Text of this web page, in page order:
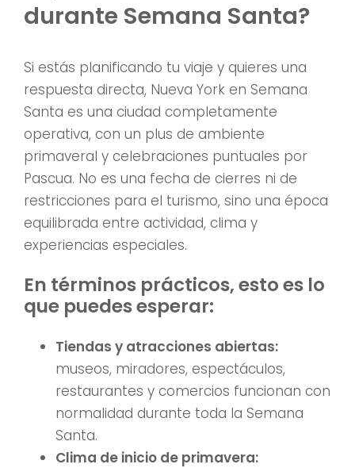
durante Semana Santa?
Si estás planificando tu viaje y quieres una
respuesta directa, Nueva York en Semana
Santa es una ciudad completamente
operativa, con un plus de ambiente
primaveral y celebraciones puntuales por
Pascua. No es una fecha de cierres ni de
restricciones para el turismo, sino una época
equilibrada entre actividad, clima y
experiencias especiales.
En términos prácticos, esto es lo
que puedes esperar:
Tiendas y atracciones abiertas:
museos, miradores, espectáculos,
restaurantes y comercios funcionan con
normalidad durante toda la Semana
Santa.
Clima de inicio de primavera: